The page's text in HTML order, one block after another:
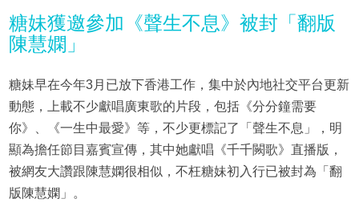
糖妹獲邀參加《聲生不息》被封「翻版
陳慧嫻」
糖妹早在今年3月已放下香港工作，集中於內地社交平台更新
動態，上載不少獻唱廣東歌的片段，包括《分分鐘需要
你》、《一生中最愛》等，不少更標記了「聲生不息」，明
顯為擔任節目嘉賓宣傳，其中她獻唱《千千闕歌》直播版，
被網友大讚跟陳慧嫻很相似，不枉糖妹初入行已被封為「翻
版陳慧嫻」。